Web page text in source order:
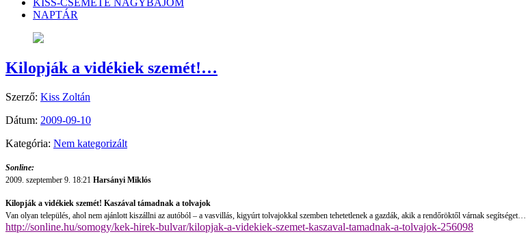
NAPTÁR
Kilopják a vidékiek szemét!…
Szerző: Kiss Zoltán
Dátum: 2009-09-10
Kategória: Nem kategorizált
Sonline:
2009. szeptember 9. 18:21 Harsányi Miklós
Kilopják a vidékiek szemét! Kaszával támadnak a tolvajok
Van olyan település, ahol nem ajánlott kiszállni az autóból – a vasvillás, kigyúrt tolvajokkal szemben tehetetlenek a gazdák, akik a rendőröktől várnak segítséget…
http://sonline.hu/somogy/kek-hirek-bulvar/kilopjak-a-videkiek-szemet-kaszaval-tamadnak-a-tolvajok-256098